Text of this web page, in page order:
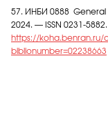
57. ИНБИ 0888 General
2024. — ISSN 0231-5882.
https://
biblionumber=02238663